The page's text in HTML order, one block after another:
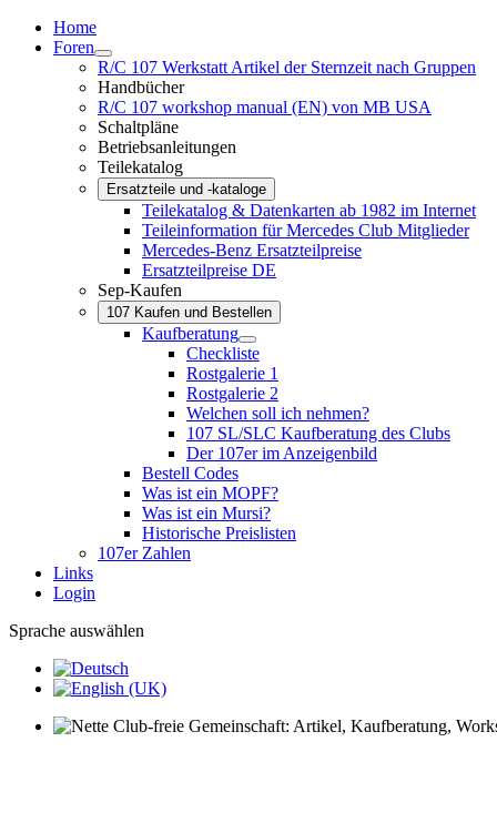
Home
Foren
R/C 107 Werkstatt Artikel der Sternzeit nach Gruppen
Handbücher
R/C 107 workshop manual (EN) von MB USA
Schaltpläne
Betriebsanleitungen
Teilekatalog
Ersatzteile und -kataloge
Teilekatalog & Datenkarten ab 1982 im Internet
Teileinformation für Mercedes Club Mitglieder
Mercedes-Benz Ersatzteilpreise
Ersatzteilpreise DE
Sep-Kaufen
107 Kaufen und Bestellen
Kaufberatung
Checkliste
Rostgalerie 1
Rostgalerie 2
Welchen soll ich nehmen?
107 SL/SLC Kaufberatung des Clubs
Der 107er im Anzeigenbild
Bestell Codes
Was ist ein MOPF?
Was ist ein Mursi?
Historische Preislisten
107er Zahlen
Links
Login
Sprache auswählen